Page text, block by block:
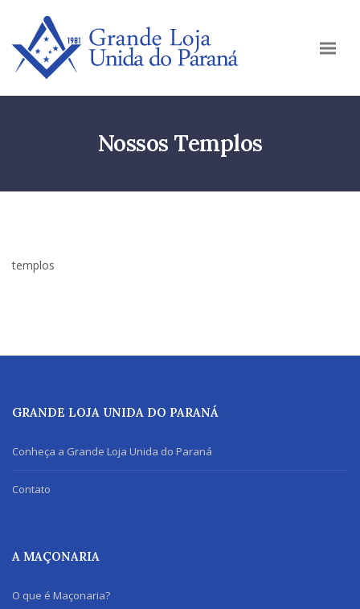
Nossos Templos
templos
GRANDE LOJA UNIDA DO PARANÁ
Conheça a Grande Loja Unida do Paraná
Contato
A MAÇONARIA
O que é Maçonaria?